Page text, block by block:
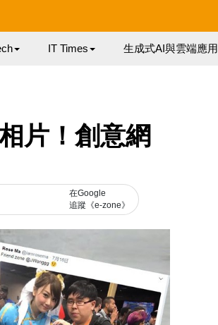
IT Times 生成式AI與雲端應用
片！創意網
在Google
追蹤《e-zone》